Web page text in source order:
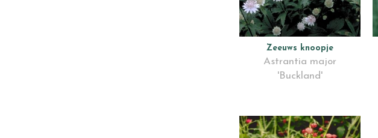
Zeeuws knoopje
Astrantia major
'Buckland'